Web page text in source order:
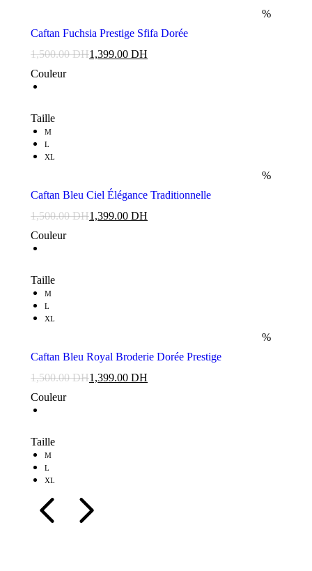
%
Caftan Fuchsia Prestige Sfifa Dorée
1,500.00DH1,399.00 DH
Couleur
Taille
M
L
XL
%
Caftan Bleu Ciel Élégance Traditionnelle
1,500.00DH1,399.00 DH
Couleur
Taille
M
L
XL
%
Caftan Bleu Royal Broderie Dorée Prestige
1,500.00DH1,399.00 DH
Couleur
Taille
M
L
XL